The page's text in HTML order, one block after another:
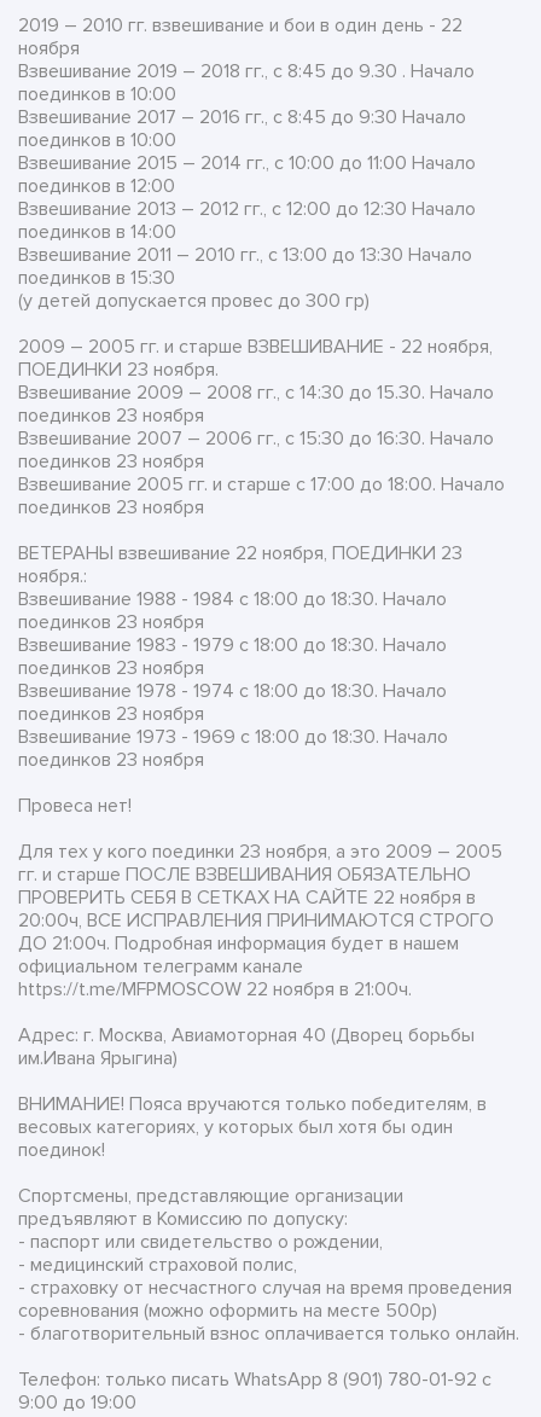
2019 – 2010 гг. взвешивание и бои в один день - 22
ноября
Взвешивание 2019 – 2018 гг., с 8:45 до 9.30 . Начало
поединков в 10:00
Взвешивание 2017 – 2016 гг., с 8:45 до 9:30 Начало
поединков в 10:00
Взвешивание 2015 – 2014 гг., с 10:00 до 11:00 Начало
поединков в 12:00
Взвешивание 2013 – 2012 гг., с 12:00 до 12:30 Начало
поединков в 14:00
Взвешивание 2011 – 2010 гг., с 13:00 до 13:30 Начало
поединков в 15:30
(у детей допускается провес до 300 гр)
2009 – 2005 гг. и старше ВЗВЕШИВАНИЕ - 22 ноября,
ПОЕДИНКИ 23 ноября.
Взвешивание 2009 – 2008 гг., с 14:30 до 15.30. Начало
поединков 23 ноября
Взвешивание 2007 – 2006 гг., с 15:30 до 16:30. Начало
поединков 23 ноября
Взвешивание 2005 гг. и старше с 17:00 до 18:00. Начало
поединков 23 ноября
ВЕТЕРАНЫ взвешивание 22 ноября, ПОЕДИНКИ 23
ноября.:
Взвешивание 1988 - 1984 с 18:00 до 18:30. Начало
поединков 23 ноября
Взвешивание 1983 - 1979 с 18:00 до 18:30. Начало
поединков 23 ноября
Взвешивание 1978 - 1974 с 18:00 до 18:30. Начало
поединков 23 ноября
Взвешивание 1973 - 1969 с 18:00 до 18:30. Начало
поединков 23 ноября
Провеса нет!
Для тех у кого поединки 23 ноября, а это 2009 – 2005
гг. и старше ПОСЛЕ ВЗВЕШИВАНИЯ ОБЯЗАТЕЛЬНО
ПРОВЕРИТЬ СЕБЯ В СЕТКАХ НА САЙТЕ 22 ноября в
20:00ч, ВСЕ ИСПРАВЛЕНИЯ ПРИНИМАЮТСЯ СТРОГО
ДО 21:00ч. Подробная информация будет в нашем
официальном телеграмм канале
https://t.me/MFPMOSCOW 22 ноября в 21:00ч.
Адрес: г. Москва, Авиамоторная 40 (Дворец борьбы
им.Ивана Ярыгина)
ВНИМАНИЕ! Пояса вручаются только победителям, в
весовых категориях, у которых был хотя бы один
поединок!
Спортсмены, представляющие организации
предъявляют в Комиссию по допуску:
- паспорт или свидетельство о рождении,
- медицинский страховой полис,
- страховку от несчастного случая на время проведения
соревнования (можно оформить на месте 500р)
- благотворительный взнос оплачивается только онлайн.
Телефон: только писать WhatsApp 8 (901) 780-01-92 с
9:00 до 19:00